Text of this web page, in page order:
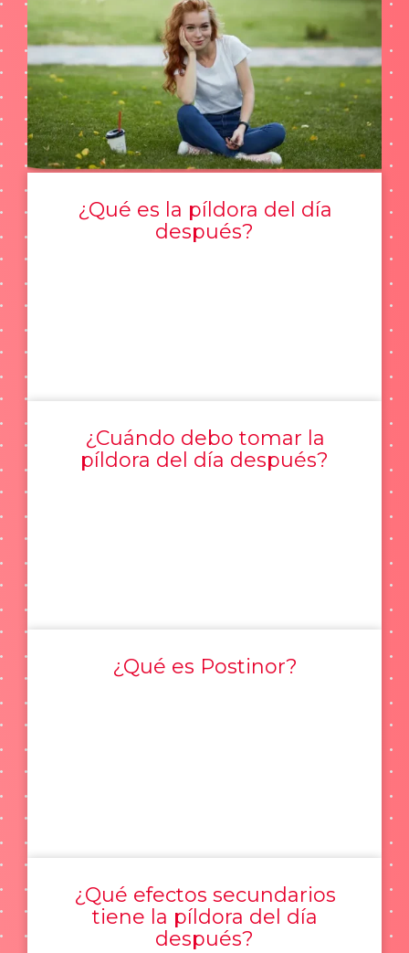
¿Qué es la píldora del día
después?
¿Cuándo debo tomar la
píldora del día después?
¿Qué es Postinor?
¿Qué efectos secundarios
tiene la píldora del día
después?